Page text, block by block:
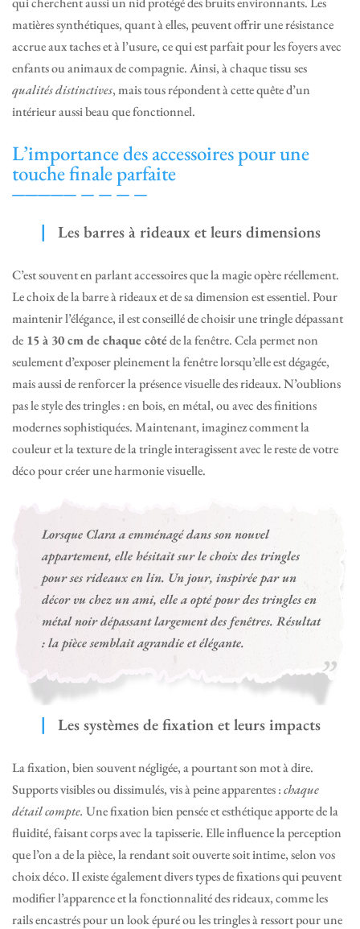
matières synthétiques, quant à elles, peuvent offrir une résistance
accrue aux taches et à l’usure, ce qui est parfait pour les foyers avec
enfants ou animaux de compagnie. Ainsi, à chaque tissu ses
qualités distinctives, mais tous répondent à cette quête d’un
intérieur aussi beau que fonctionnel.
L’importance des accessoires pour une
touche finale parfaite
Les barres à rideaux et leurs dimensions
C’est souvent en parlant accessoires que la magie opère réellement.
Le choix de la barre à rideaux et de sa dimension est essentiel. Pour
maintenir l’élégance, il est conseillé de choisir une tringle dépassant
de 15 à 30 cm de chaque côtéde la fenêtre. Cela permet non
seulement d’exposer pleinement la fenêtre lorsqu’elle est dégagée,
mais aussi de renforcer la présence visuelle des rideaux. N’oublions
pas le style des tringles : en bois, en métal, ou avec des finitions
modernes sophistiquées. Maintenant, imaginez comment la
couleur et la texture de la tringle interagissent avec le reste de votre
déco pour créer une harmonie visuelle.
Lorsque Clara a emménagé dans son nouvel
appartement, elle hésitait sur le choix des tringles
pour ses rideaux en lin. Un jour, inspirée par un
décor vu chez un ami, elle a opté pour des tringles en
métal noir dépassant largement des fenêtres. Résultat
: la pièce semblait agrandie et élégante.
Les systèmes de fixation et leurs impacts
La fixation, bien souvent négligée, a pourtant son mot à dire.
Supports visibles ou dissimulés, vis à peine apparentes :chaque
détail compte. Une fixation bien pensée et esthétique apporte de la
fluidité, faisant corps avec la tapisserie. Elle influence la perception
que l’on a de la pièce, la rendant soit ouverte soit intime, selon vos
choix déco. Il existe également divers types de fixations qui peuvent
modifier l’apparence et la fonctionnalité des rideaux, comme les
rails encastrés pour un look épuré ou les tringles à ressort pour une